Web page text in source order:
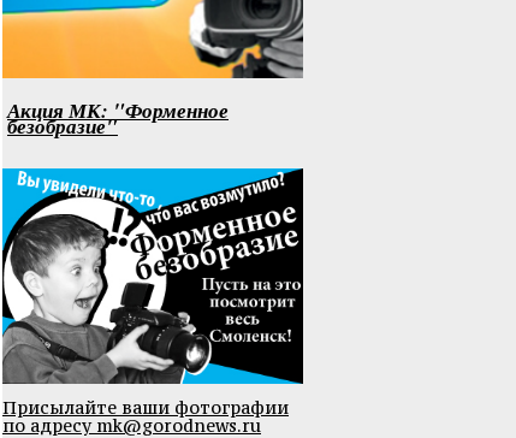
Акция МК: "Форменное
безобразие"
Присылайте ваши фотографии
по адресу mk@gorodnews.ru